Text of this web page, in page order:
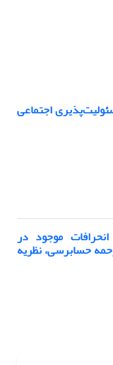
اجتماعی
موجود در
حسابرسی، نظریه